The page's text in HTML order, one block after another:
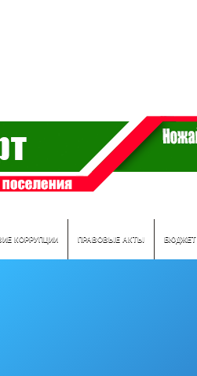
КОРРУПЦИИ ПРАВОВЫЕ АКТЫ БЮДЖЕТ